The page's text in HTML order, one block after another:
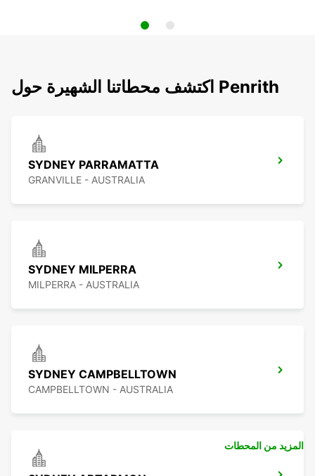
اكتشف محطاتنا الشهيرة حول Penrith
SYDNEY PARRAMATTA
GRANVILLE - AUSTRALIA
SYDNEY MILPERRA
MILPERRA - AUSTRALIA
SYDNEY CAMPBELLTOWN
CAMPBELLTOWN - AUSTRALIA
المزيد من المحطات